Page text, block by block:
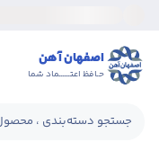
اصفهان آهن
حـافظ اعتــــــماد شما
جستجو دسته‌بندی ،